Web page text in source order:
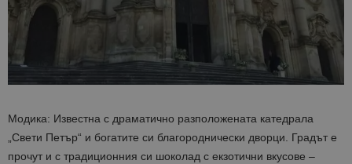
Модика: Известна с драматично разположената катедрала
„Свети Петър“ и богатите си благороднически дворци. Градът е
прочут и с традиционния си шоколад с екзотични вкусове –